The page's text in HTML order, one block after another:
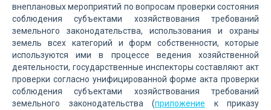
внеплановых мероприятий по вопросам проверки состояния
соблюдения субъектами хозяйствования требований
земельного законодательства, использования и охраны
земель всех категорий и форм собственности, которые
используются ими в процессе ведения хозяйственной
деятельности, государственные инспекторы составляют акт
проверки согласно унифицированной форме акта проверки
соблюдения субъектами хозяйствования требований
земельного законодательства (приложение к приказу